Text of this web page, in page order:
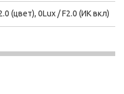
(цвет), 0Lux / F2.0 (ИК вкл)